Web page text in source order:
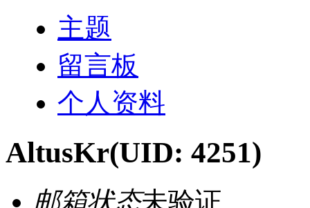
主题
留言板
个人资料
AltusKr(UID: 4251)
邮箱状态未验证